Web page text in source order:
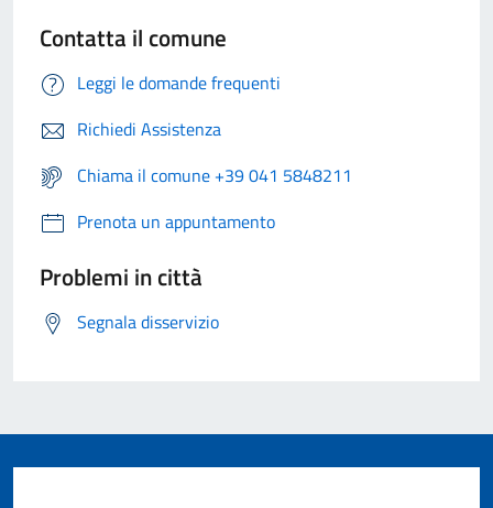
Contatta il comune
Leggi le domande frequenti
Richiedi Assistenza
Chiama il comune +39 041 5848211
Prenota un appuntamento
Problemi in città
Segnala disservizio